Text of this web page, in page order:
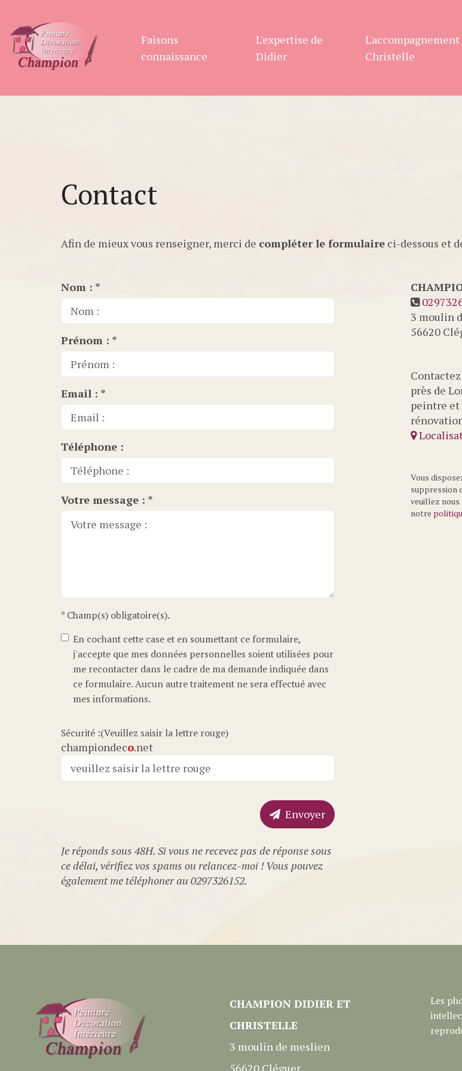
Faisons
connaissance
L'expertise de
Didier
L'accompagnement
Christelle
Contact
Afin de mieux vous renseigner, merci de compléter le formulaire ci-dessous et
Nom : *
Prénom : *
Email : *
Téléphone :
Votre message : *
* Champ(s) obligatoire(s).
En cochant cette case et en soumettant ce formulaire,
j'accepte que mes données personnelles soient utilisées pour
me recontacter dans le cadre de ma demande indiquée dans
ce formulaire. Aucun autre traitement ne sera effectué avec
mes informations.
Sécurité :(Veuillez saisir la lettre rouge)
championdeco.net
Envoyer
Je réponds sous 48H. Si vous ne recevez pas de réponse sous
ce délai, vérifiez vos spams ou relancez-moi ! Vous pouvez
également me téléphoner au 0297326152.
3 moulin
56620
près de
peintre et
Vous
suppression
veuillez
notre
CHAMPION DIDIER ET
CHRISTELLE
3 moulin de meslien
56620 Cléguer
Les